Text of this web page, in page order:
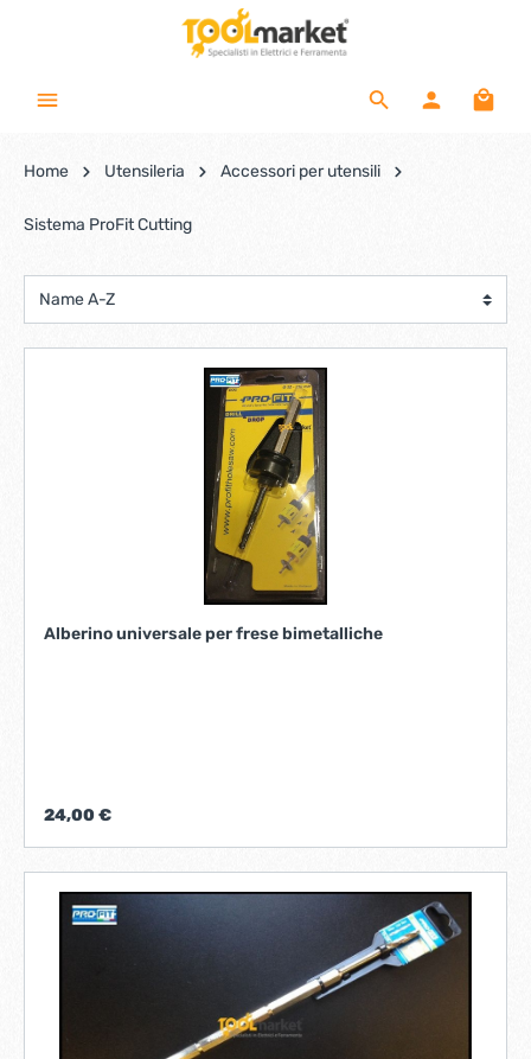
Home Utensileria Accessori per utensili
Sistema ProFit Cutting
Alberino universale per frese bimetalliche
24,00 €